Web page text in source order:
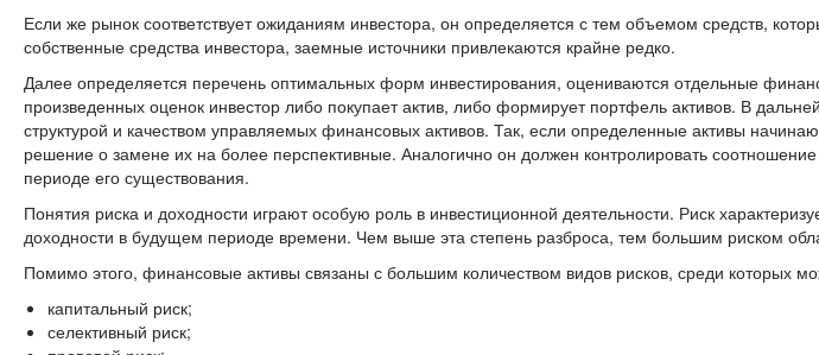
Если же рынок соответствует ожиданиям инвестора, он определяется с тем объемом средств,
собственные средства инвестора, заемные источники привлекаются крайне редко.
Далее определяется перечень оптимальных форм инвестирования, оцениваются отдельные
произведенных оценок инвестор либо покупает актив, либо формирует портфель активов. В
структурой и качеством управляемых финансовых активов. Так, если определенные активы
решение о замене их на более перспективные. Аналогично он должен контролировать
периоде его существования.
Понятия риска и доходности играют особую роль в инвестиционной деятельности. Риск
доходности в будущем периоде времени. Чем выше эта степень разброса, тем большим риском
Помимо этого, финансовые активы связаны с большим количеством видов рисков, среди которых
капитальный риск;
селективный риск;